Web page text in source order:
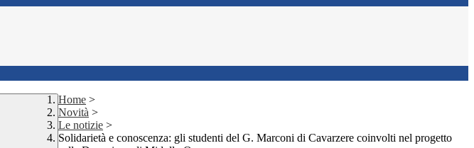
Home >
Novità >
Le notizie >
Solidarietà e conoscenza: gli studenti del G. Marconi di Cavarzere coinvolti nel progetto